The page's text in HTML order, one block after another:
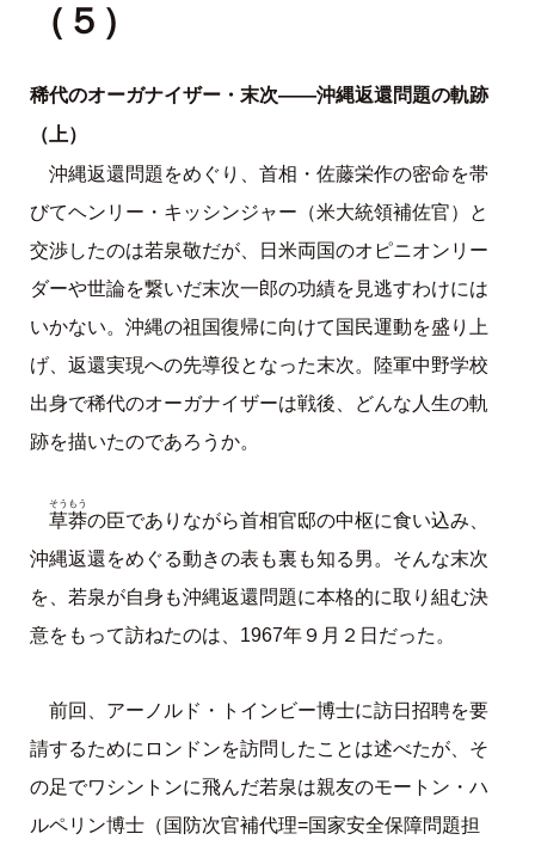
（５）
稀代のオーガナイザー・末次――沖縄返還問題の軌跡
（上）
沖縄返還問題をめぐり、首相・佐藤栄作の密命を帯
びてヘンリー・キッシンジャー（米大統領補佐官）と
交渉したのは若泉敬だが、日米両国のオピニオンリー
ダーや世論を繋いだ末次一郎の功績を見逃すわけには
いかない。沖縄の祖国復帰に向けて国民運動を盛り上
げ、返還実現への先導役となった末次。陸軍中野学校
出身で稀代のオーガナイザーは戦後、どんな人生の軌
跡を描いたのであろうか。
草莽
そうもう
の臣でありながら首相官邸の中枢に食い込み、
沖縄返還をめぐる動きの表も裏も知る男。そんな末次
を、若泉が自身も沖縄返還問題に本格的に取り組む決
意をもって訪ねたのは、1967年９月２日だった。
前回、アーノルド・トインビー博士に訪日招聘を要
請するためにロンドンを訪問したことは述べたが、そ
の足でワシントンに飛んだ若泉は親友のモートン・ハ
ルペリン博士（国防次官補代理=国家安全保障問題担